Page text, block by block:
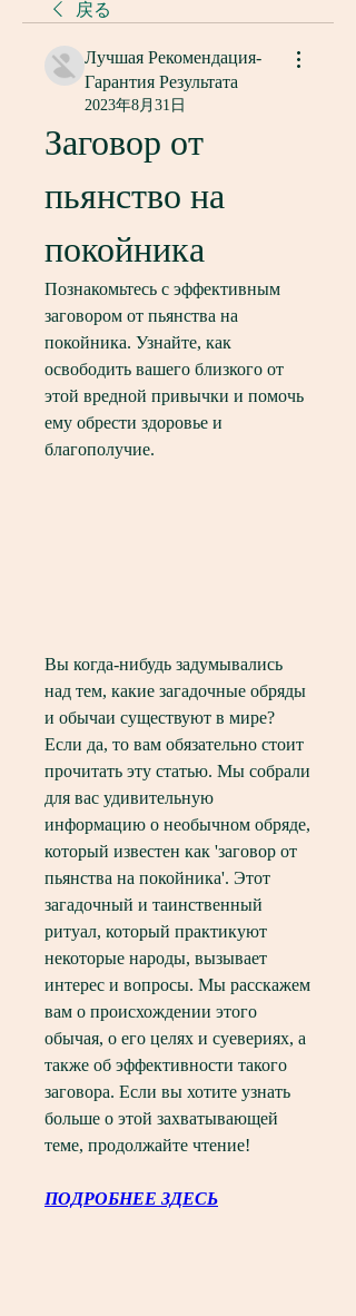
戻る
Лучшая Рекомендация-
Гарантия Результата
2023年8月31日
Заговор от
пьянство на
покойника
Познакомьтесь с эффективным
заговором от пьянства на
покойника. Узнайте, как
освободить вашего близкого от
этой вредной привычки и помочь
ему обрести здоровье и
благополучие.
Вы когда-нибудь задумывались
над тем, какие загадочные обряды
и обычаи существуют в мире?
Если да, то вам обязательно стоит
прочитать эту статью. Мы собрали
для вас удивительную
информацию о необычном обряде,
который известен как 'заговор от
пьянства на покойника'. Этот
загадочный и таинственный
ритуал, который практикуют
некоторые народы, вызывает
интерес и вопросы. Мы расскажем
вам о происхождении этого
обычая, о его целях и суевериях, а
также об эффективности такого
заговора. Если вы хотите узнать
больше о этой захватывающей
теме, продолжайте чтение!
ПОДРОБНЕЕ ЗДЕСЬ